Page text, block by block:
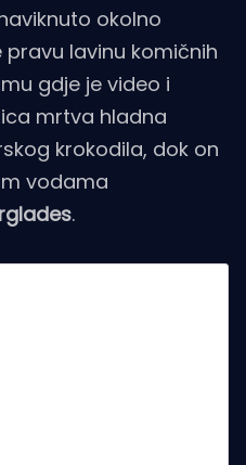
okolno
lavinu komičnih
gdje je video i
mrtva hladna
krokodila, dok on
vodama
.